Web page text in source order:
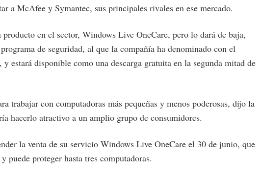
a McAfee y Symantec, sus principales rivales en ese mercado.
producto en el sector, Windows Live OneCare, pero lo dará de baja,
de seguridad, al que la compañía ha denominado con el
estará disponible como una descarga gratuita en la segunda mitad de
trabajar con computadoras más pequeñas y menos poderosas, dijo la
hacerlo atractivo a un amplio grupo de consumidores.
la venta de su servicio Windows Live OneCare el 30 de junio, que
puede proteger hasta tres computadoras.